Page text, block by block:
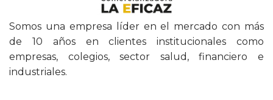
Somos una empresa líder en el mercado con más
de 10 años en clientes institucionales como
empresas, colegios, sector salud, financiero e
industriales.